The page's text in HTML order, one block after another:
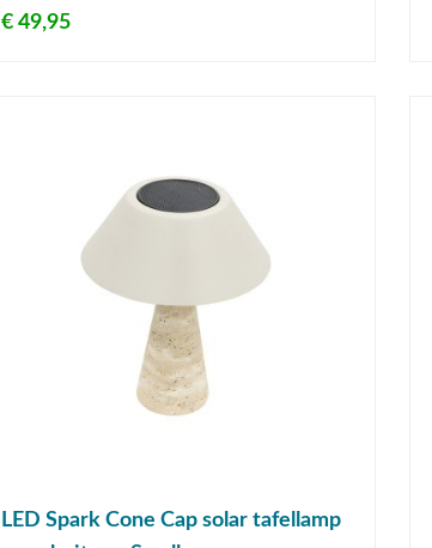
€ 49,95
LED Spark Cone Cap solar tafellamp